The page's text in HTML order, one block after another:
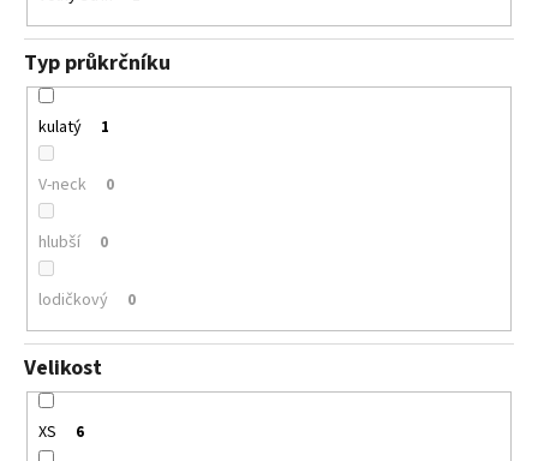
Typ průkrčníku
kulatý 1
V-neck 0
hlubší 0
lodičkový 0
Velikost
XS 6